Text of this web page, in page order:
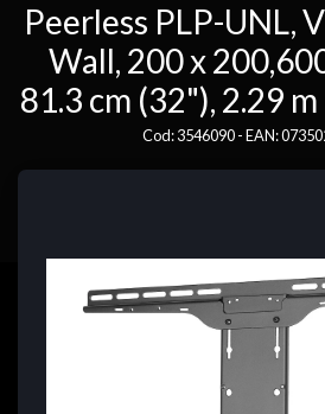
Peerless PLP-UNL,
Wall, 200 x
81.3 cm (32"), 2.29
Cod: 3546090 - EAN: